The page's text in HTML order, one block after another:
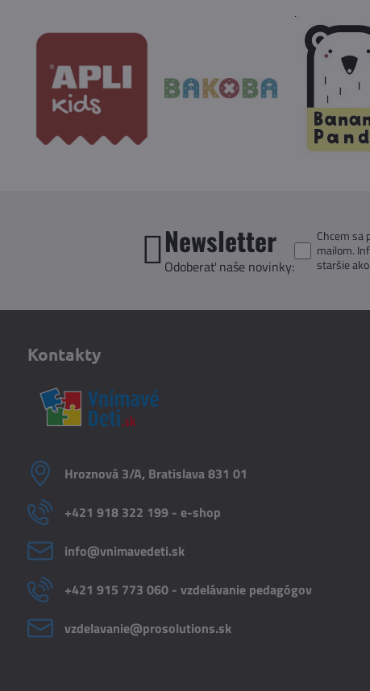
Newsletter
Odoberať naše novinky:
Chcem sa
mailom.
staršie
Kontakty
Hroznová 3/A, Bratislava 831 01
+421 918 322 199 - e-shop
info​@vnimavedeti​.sk
+421 915 773 060 - vzdelávanie pedagógov
vzdelavanie​@prosolutions​.sk